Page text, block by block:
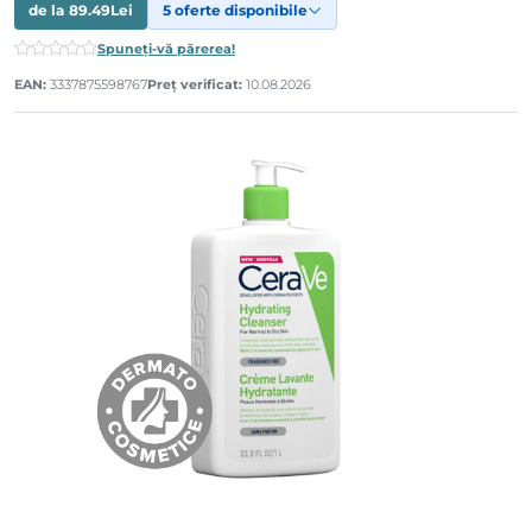
de la 89.49Lei 5 oferte disponibile
Spuneți-vă părerea!
EAN: 3337875598767Preț verificat: 10.08.2026